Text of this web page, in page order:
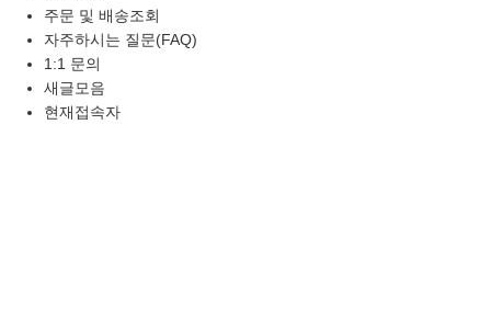
주문 및 배송조회
자주하시는 질문(FAQ)
1:1 문의
새글모음
현재접속자